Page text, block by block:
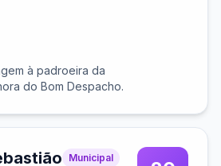
à padroeira da
do Bom Despacho.
Municipal